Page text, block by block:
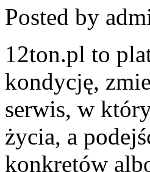
Posted by
12ton.pl to
kondycję,
serwis, w
życia, a
konkretów